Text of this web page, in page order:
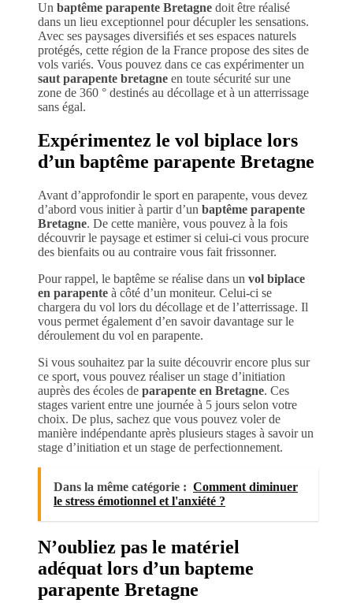
Un baptême parapente Bretagne doit être réalisé
dans un lieu exceptionnel pour décupler les sensations.
Avec ses paysages diversifiés et ses espaces naturels
protégés, cette région de la France propose des sites de
vols variés. Vous pouvez dans ce cas expérimenter un
saut parapente bretagne en toute sécurité sur une
zone de 360 ° destinés au décollage et à un atterrissage
sans égal.
Expérimentez le vol biplace lors
d’un baptême parapente Bretagne
Avant d’approfondir le sport en parapente, vous devez
d’abord vous initier à partir d’un baptême parapente
Bretagne. De cette manière, vous pouvez à la fois
découvrir le paysage et estimer si celui-ci vous procure
des bienfaits ou au contraire vous fait frissonner.
Pour rappel, le baptême se réalise dans un vol biplace
en parapente à côté d’un moniteur. Celui-ci se
chargera du vol lors du décollage et de l’atterrissage. Il
vous permet également d’en savoir davantage sur le
déroulement du vol en parapente.
Si vous souhaitez par la suite découvrir encore plus sur
ce sport, vous pouvez réaliser un stage d’initiation
auprès des écoles de parapente en Bretagne. Ces
stages varient entre une journée à 5 jours selon votre
choix. De plus, sachez que vous pouvez voler de
manière indépendante après plusieurs stages à savoir un
stage d’initiation et un stage de perfectionnement.
Dans la même catégorie : Comment diminuer
le stress émotionnel et l'anxiété ?
N’oubliez pas le matériel
adéquat lors d’un bapteme
parapente Bretagne